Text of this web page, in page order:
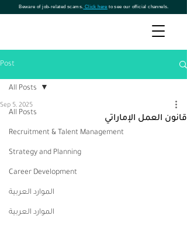
Beware of job-related scams. Click here to see our official channels.
Post
All Posts
Recruitment & Talent Management
Strategy and Planning
Career Development
الموارد العربية
الموارد العربية
All Posts
قانون العمل الإماراتي
Sep 5, 2025